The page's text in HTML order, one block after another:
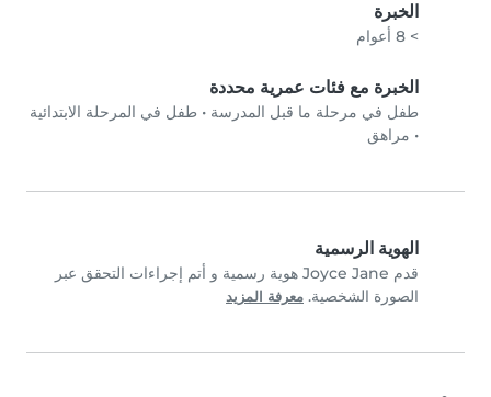
الخبرة
> 8 أعوام
الخبرة مع فئات عمرية محددة
طفل في مرحلة ما قبل المدرسة • طفل في المرحلة الابتدائية
• مراهق
الهوية الرسمية
قدم Joyce Jane هوية رسمية و أتم إجراءات التحقق عبر
الصورة الشخصية. معرفة المزيد